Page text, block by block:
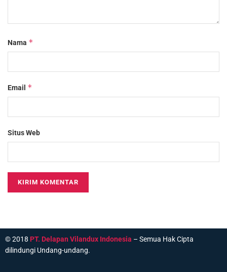
Nama *
Email *
Situs Web
© 2018 PT. Delapan Vilandux Indonesia – Semua Hak Cipta
dilindungi Undang-undang.